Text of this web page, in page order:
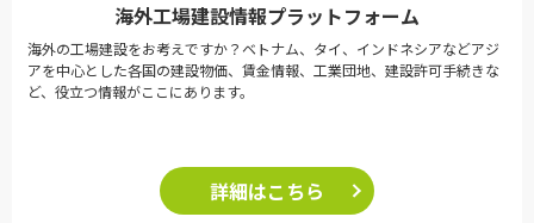
海外工場建設情報プラットフォーム
海外の工場建設をお考えですか？ベトナム、タイ、インドネシアなどアジ
アを中心とした各国の建設物価、賃金情報、工業団地、建設許可手続きな
ど、役立つ情報がここにあります。
詳細はこちら